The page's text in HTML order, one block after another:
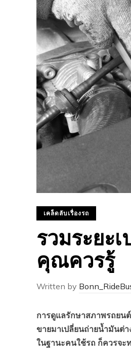
เคล็ดลับเรื่องรถ
รวมระยะ
คุณควรรู้
Written by
การดูแลรักษาสภาพรถยน
ขายมาเปลี่ยนถ่ายน้ำมันต่
ในฐานะคนใช้รถ ก็ควรจะ